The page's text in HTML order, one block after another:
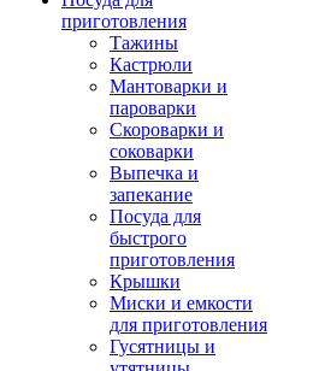
приготовления
Тажины
Кастрюли
Мантоварки и
пароварки
Скороварки и
соковарки
Выпечка и
запекание
Посуда для
быстрого
приготовления
Крышки
Миски и емкости
для приготовления
Гусятницы и